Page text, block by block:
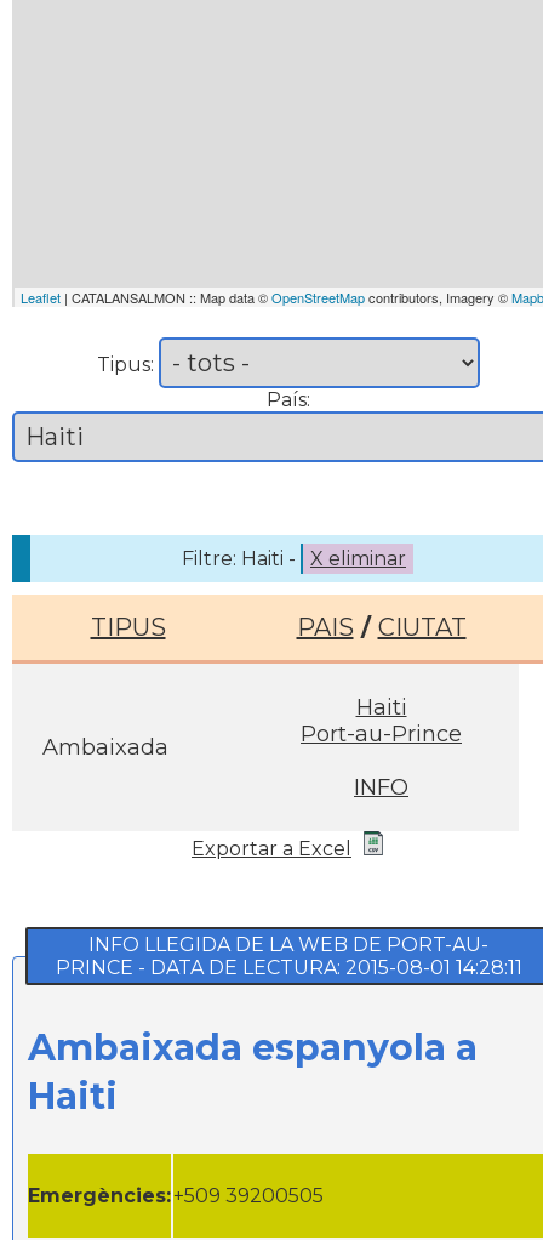
Leaflet | CATALANSALMON :: Map data ©OpenStreetMapcontributors, Imagery ©
Tipus:
País:
Filtre: Haiti - X eliminar
TIPUS PAIS / CIUTAT
Ambaixada
Haiti
Port-au-Prince
INFO
Exportar a Excel
INFO LLEGIDA DE LA WEB DE PORT-AU-
PRINCE - DATA DE LECTURA: 2015-08-01 14:28:11
Ambaixada espanyola a
Haiti
Emergències:+509 39200505